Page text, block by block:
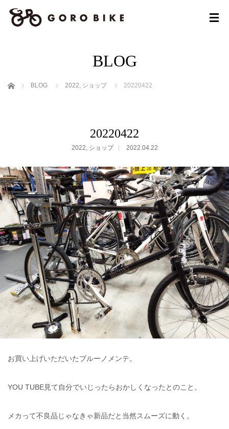
BLOG
ホーム BLOG 2022, ショップ 20220422
20220422
2022, ショップ 2022.04.22
お買い上げいただいたブルーノメンテ。
YOU TUBE見て自分でいじったらおかしくなったとのこと。
メカって不良品じゃなきゃ新品だと当然スムーズに動く。